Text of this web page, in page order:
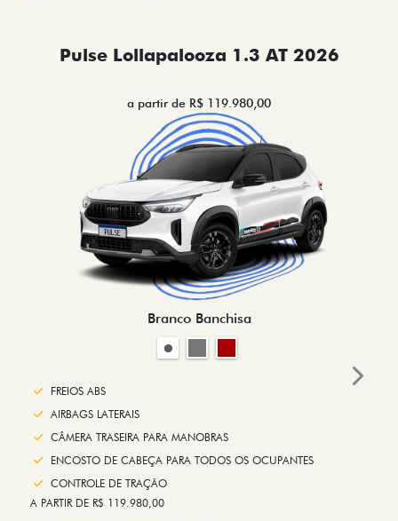
Pulse Lollapalooza 1.3 AT 2026
a partir de R$ 119.980,00
Branco Banchisa
FREIOS ABS
AIRBAGS LATERAIS
CÂMERA TRASEIRA PARA MANOBRAS
ENCOSTO DE CABEÇA PARA TODOS OS OCUPANTES
CONTROLE DE TRAÇÃO
A PARTIR DE R$ 119.980,00
Next